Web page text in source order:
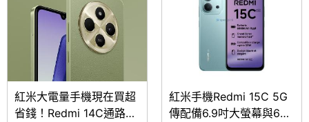
實用配置。究竟
定持久的使用體驗，解決電力恐
慌問題。​究竟
紅米大電量手機現在買超
省錢！Redmi 14C通路最
紅米手機Redmi 15C 5G
傳配備6.9吋大螢幕與6千